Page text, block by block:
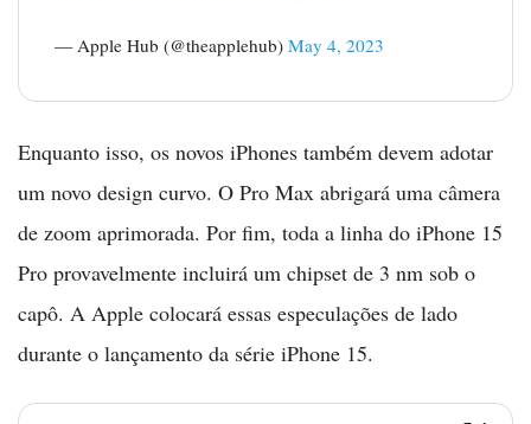
— Apple Hub (@theapplehub) May 4, 2023
Enquanto isso, os novos iPhones também devem adotar
um novo design curvo. O Pro Max abrigará uma câmera
de zoom aprimorada. Por fim, toda a linha do iPhone 15
Pro provavelmente incluirá um chipset de 3 nm sob o
capô. A Apple colocará essas especulações de lado
durante o lançamento da série iPhone 15.